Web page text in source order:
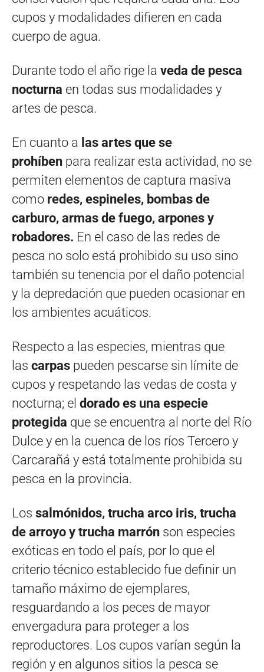
cupos y modalidades difieren en cada
cuerpo de agua.
Durante todo el año rige la veda de pesca
nocturna en todas sus modalidades y
artes de pesca.
En cuanto a las artes que se
prohíben para realizar esta actividad, no se
permiten elementos de captura masiva
como redes, espineles, bombas de
carburo, armas de fuego, arpones y
robadores. En el caso de las redes de
pesca no solo está prohibido su uso sino
también su tenencia por el daño potencial
y la depredación que pueden ocasionar en
los ambientes acuáticos.
Respecto a las especies, mientras que
las carpas pueden pescarse sin límite de
cupos y respetando las vedas de costa y
nocturna; el dorado es una especie
protegida que se encuentra al norte del Río
Dulce y en la cuenca de los ríos Tercero y
Carcarañá y está totalmente prohibida su
pesca en la provincia.
Los salmónidos, trucha arco iris, trucha
de arroyo y trucha marrón son especies
exóticas en todo el país, por lo que el
criterio técnico establecido fue definir un
tamaño máximo de ejemplares,
resguardando a los peces de mayor
envergadura para proteger a los
reproductores. Los cupos varían según la
región y en algunos sitios la pesca se